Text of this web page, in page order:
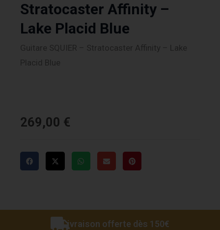
Stratocaster Affinity –
Lake Placid Blue
Guitare SQUIER – Stratocaster Affinity – Lake
Placid Blue
269,00 €
Livraison offerte dès 150€